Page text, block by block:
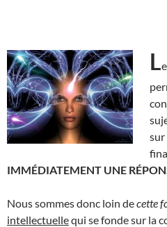
Le
sur
IMMÉDIATEMENT UNE
Nous sommes donc loin decette
intellectuellequi se fonde sur la